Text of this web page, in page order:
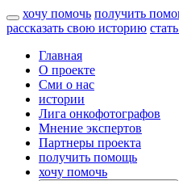
хочу помочь получить
рассказать свою историю
Главная
О проекте
Сми о нас
истории
Лига онкофотографов
Мнение экспертов
Партнеры проекта
получить помощь
хочу помочь